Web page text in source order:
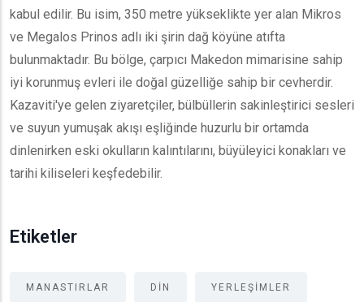
kabul edilir. Bu isim, 350 metre yükseklikte yer alan Mikros
ve Megalos Prinos adlı iki şirin dağ köyüne atıfta
bulunmaktadır. Bu bölge, çarpıcı Makedon mimarisine sahip
iyi korunmuş evleri ile doğal güzelliğe sahip bir cevherdir.
Kazaviti'ye gelen ziyaretçiler, bülbüllerin sakinleştirici sesleri
ve suyun yumuşak akışı eşliğinde huzurlu bir ortamda
dinlenirken eski okulların kalıntılarını, büyüleyici konakları ve
tarihi kiliseleri keşfedebilir.
Etiketler
MANASTIRLAR DIN YERLEŞIMLER